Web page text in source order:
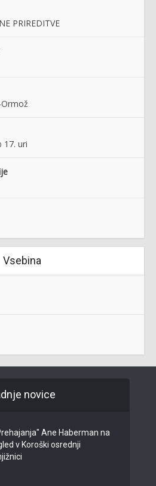
PRIREDITVE
17. uri
Vsebina
novice
Ane Haberman na
v Koroški osrednji